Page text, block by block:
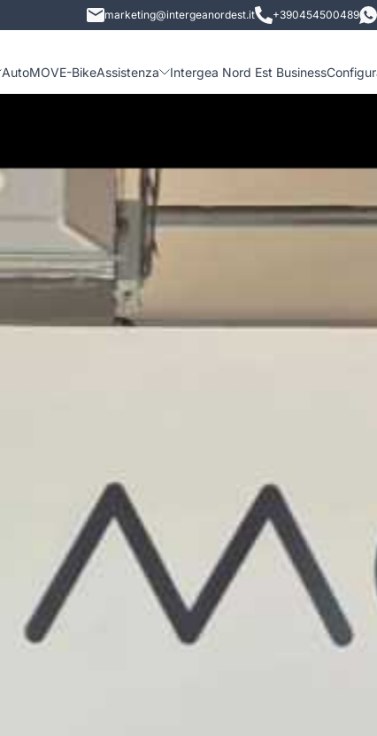
marketing@intergeanordest.it +390454500489
AutoMOVE-BikeAssistenza Intergea Nord Est Business